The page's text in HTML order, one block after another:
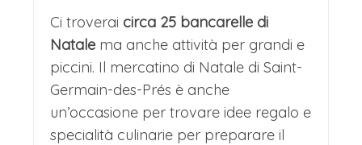
Ci troverai circa 25 bancarelle di
Natale ma anche attività per grandi e
piccini. Il mercatino di Natale di Saint-
Germain-des-Prés è anche
un’occasione per trovare idee regalo e
specialità culinarie per preparare il